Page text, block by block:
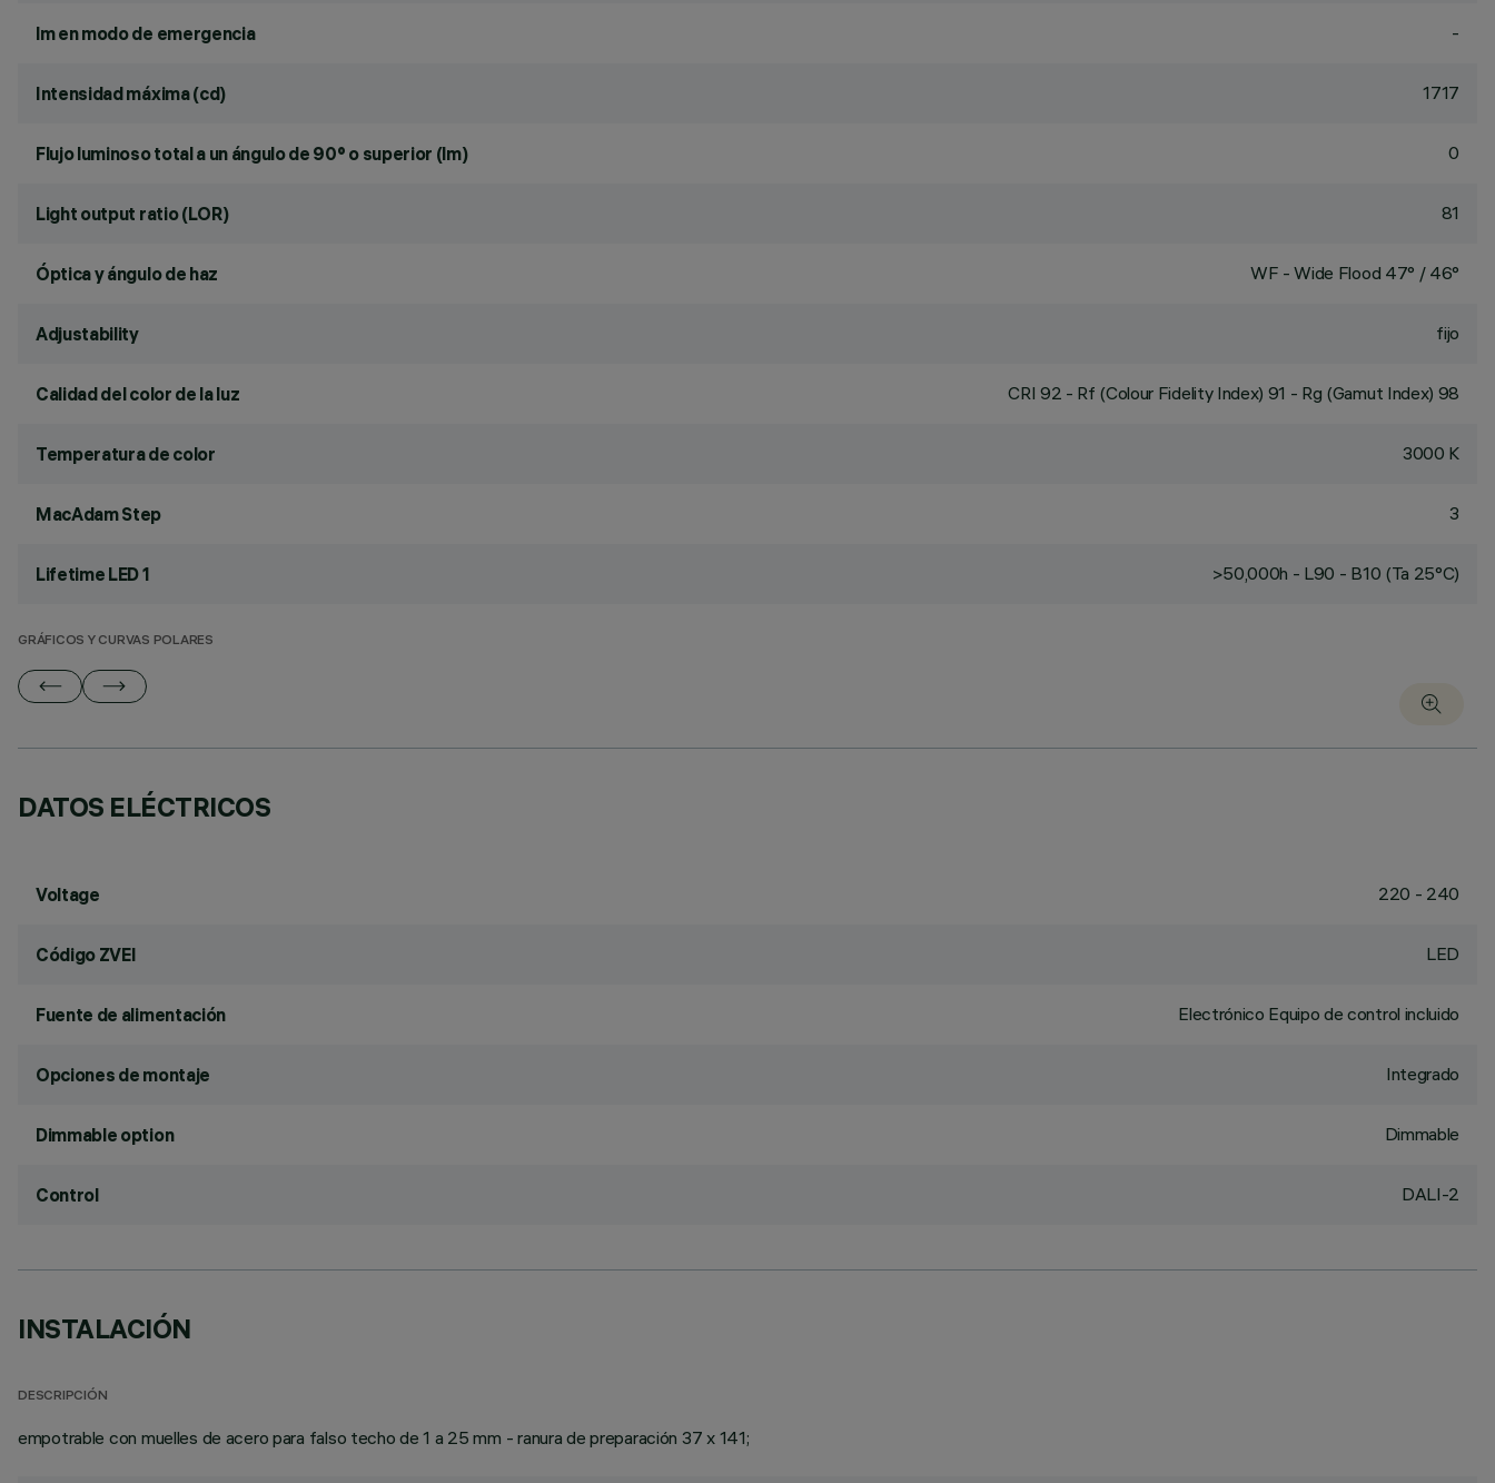
lm en modo de emergencia -
Intensidad máxima (cd) 1717
Flujo luminoso total a un ángulo de 90° o superior (lm) 0
Light output ratio (LOR) 81
Óptica y ángulo de haz WF - Wide Flood 47° / 46°
Adjustability fijo
Calidad del color de la luz CRI 92 - Rf (Colour Fidelity Index) 91 - Rg (Gamut Index) 98
Temperatura de color 3000 K
MacAdam Step 3
Lifetime LED 1 >50,000h - L90 - B10 (Ta 25°C)
GRÁFICOS Y CURVAS POLARES
DATOS ELÉCTRICOS
Voltage 220 - 240
Código ZVEI LED
Fuente de alimentación Electrónico Equipo de control incluido
Opciones de montaje Integrado
Dimmable option Dimmable
Control DALI-2
INSTALACIÓN
DESCRIPCIÓN
empotrable con muelles de acero para falso techo de 1 a 25 mm - ranura de preparación 37 x 141;